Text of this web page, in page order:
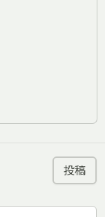
投稿